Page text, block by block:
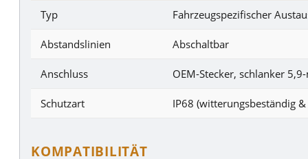
Typ Fahrzeugspezifischer
Abstandslinien Abschaltbar
Anschluss OEM-Stecker, schlanker
Schutzart IP68 (witterungsbeständig
KOMPATIBILITÄT